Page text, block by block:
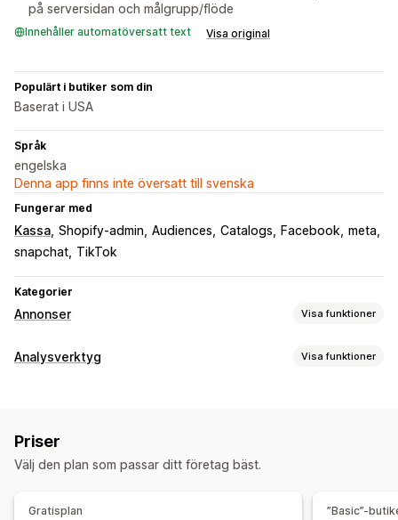
på serversidan och målgrupp/flöde
Innehåller automatöversatt text Visa original
Populärt i butiker som din
Baserat i USA
Språk
engelska
Denna app finns inte översatt till svenska
Fungerar med
Kassa Shopify-admin Audiences Catalogs Facebook meta
snapchat TikTok
Kategorier
Annonser Visa funktioner
Målinriktning
Plattform
Återmarknadsföring
Kampanjhantering
Analysverktyg Visa funktioner
Segmentering
Kohortanalys
Priser
Välj den plan som passar ditt företag bäst.
Gratisplan ”Basic”-